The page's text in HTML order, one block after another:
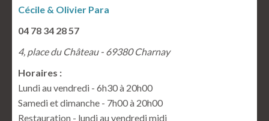
Cécile & Olivier Para
04 78 34 28 57
4, place du Château - 69380 Charnay
Horaires :
Lundi au vendredi - 6h30 à 20h00
Samedi et dimanche - 7h00 à 20h00
Restauration - lundi au vendredi midi